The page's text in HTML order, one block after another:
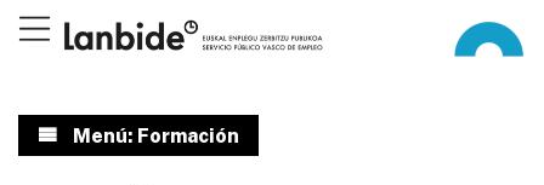
Menú: Formación